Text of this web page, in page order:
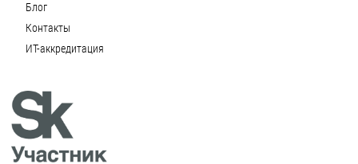
Блог
Контакты
ИТ-аккредитация